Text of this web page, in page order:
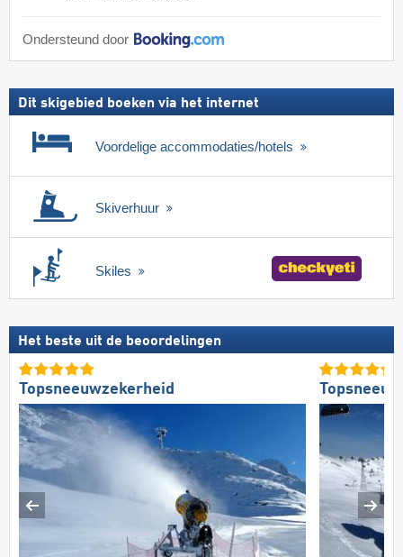
Ondersteund door
Dit skigebied boeken via het internet
Voordelige accommodaties/hotels
Skiverhuur
Skiles
Het beste uit de beoordelingen
Topsneeuwzekerheid